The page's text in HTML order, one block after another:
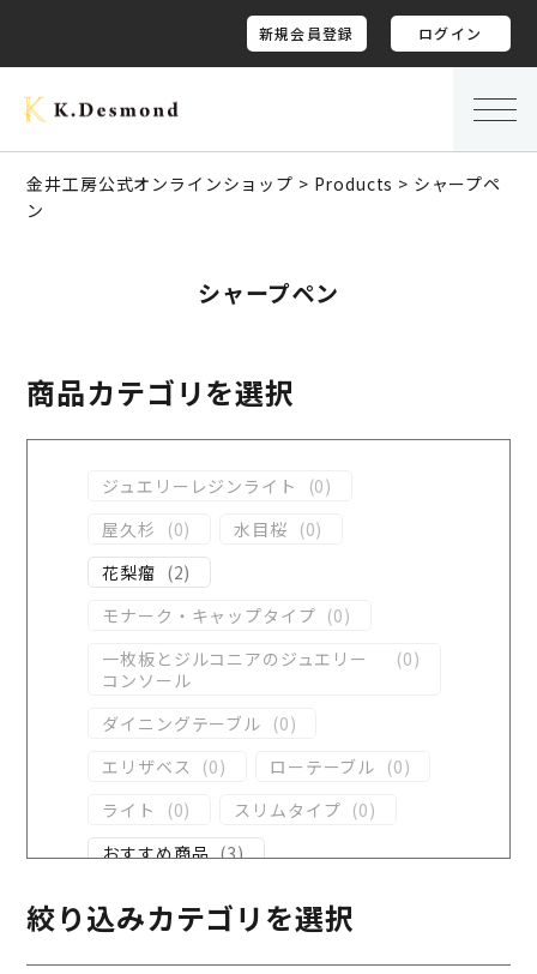
新規会員登録 ログイン
金井工房公式オンラインショップ > Products > シャープペ
ン
シャープペン
商品カテゴリを選択
ジュエリーレジンライト (0)
屋久杉
(0) 水目桜 (0)
花梨瘤 (2)
モナーク・キャップタイプ (0)
一枚板とジルコニアのジュエリー
コンソール
(0)
ダイニングテーブル (0)
エリザベス (0) ローテーブル (0)
ライト
(0) スリムタイプ (0)
おすすめ商品 (3)
コンソール
)
絞り込みカテゴリを選択